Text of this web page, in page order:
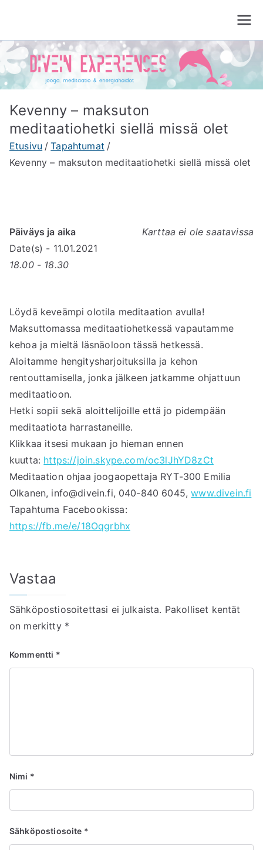
Divein Experiences
Kevenny – maksuton
meditaatiohetki siellä missä olet
Etusivu
Tapahtumat
Kevenny – maksuton meditaatiohetki siellä missä olet
Karttaa ei ole saatavissa
Päiväys ja aika
Date(s) - 11.01.2021
18.00 - 18.30
Löydä keveämpi olotila meditaation avulla!
Maksuttomassa meditaatiohetkessä vapautamme
kehoa ja mieltä läsnäoloon tässä hetkessä.
Aloitamme hengitysharjoituksilla ja kehon
rentouttamisella, jonka jälkeen jatkamme ohjattuun
meditaatioon.
Hetki sopii sekä aloittelijoille että jo pidempään
meditaatiota harrastaneille.
Klikkaa itsesi mukaan jo hieman ennen
kuutta: https://join.skype.com/oc3lJhYD8zCt
Meditaation ohjaa joogaopettaja RYT-300 Emilia
Olkanen, info@divein.fi, 040-840 6045,www.divein.fi
Tapahtuma Facebookissa:
https://fb.me/e/18Oqgrbhx
Vastaa
Sähköpostiosoitettasi ei julkaista. Pakolliset kentät
on merkitty *
Kommentti *
Nimi *
Sähköpostiosoite *